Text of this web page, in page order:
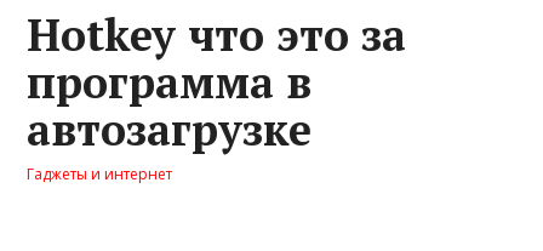
Hotkey что это за
программа в
автозагрузке
Гаджеты и интернет